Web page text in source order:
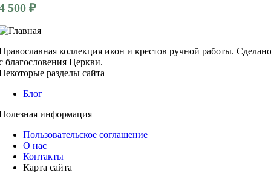
500 ₽
коллекция икон и крестов ручной работы. Сделано
благословения Церкви.
разделы сайта
Блог
информация
Пользовательское соглашение
О нас
Контакты
Карта сайта